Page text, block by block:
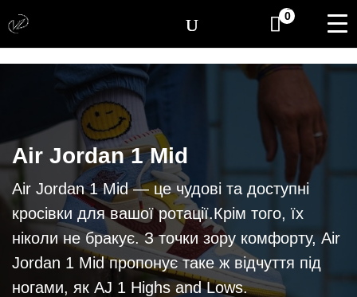
0
Air Jordan 1 Mid
Air Jordan 1 Mid — це чудові та доступні
кросівки для вашої ротації.Крім того, їх
ніколи не бракує. З точки зору комфорту, Air
Jordan 1 Mid пропонує таке ж відчуття під
ногами, як AJ 1 Highs and Lows.